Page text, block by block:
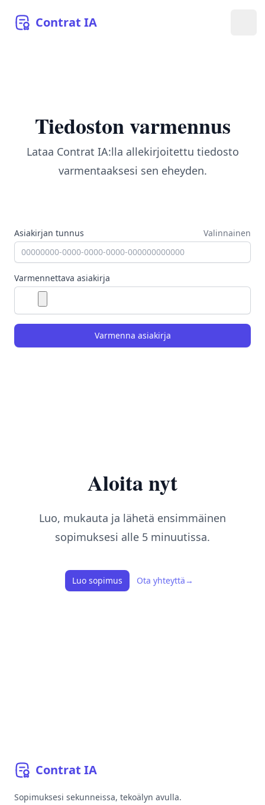
Contrat IA
Tiedoston varmennus
Lataa Contrat IA:lla allekirjoitettu tiedosto
varmentaaksesi sen eheyden.
Asiakirjan tunnus Valinnainen
Varmennettava asiakirja
Varmenna asiakirja
Aloita nyt
Luo, mukauta ja lähetä ensimmäinen
sopimuksesi alle 5 minuutissa.
Luo sopimus Ota yhteyttä →
Contrat IA
Sopimuksesi sekunneissa, tekoälyn avulla.